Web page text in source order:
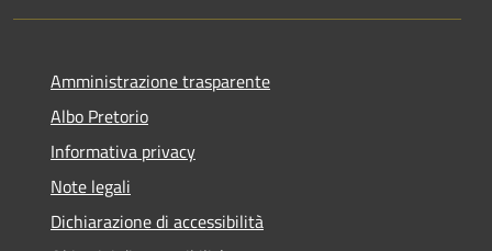
Amministrazione trasparente
Albo Pretorio
Informativa privacy
Note legali
Dichiarazione di accessibilità